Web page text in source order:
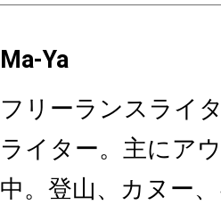
Ma-Ya
フリーランスライ
ライター。主にア
中。登山、カヌー